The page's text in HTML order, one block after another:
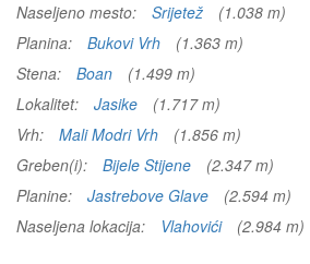
Naseljeno mesto:
Srijetež
(1.038 m)
Planina:
Bukovi Vrh
(1.363 m)
Stena:
Boan
(1.499 m)
Lokalitet:
Jasike
(1.717 m)
Vrh:
Mali Modri Vrh
(1.856 m)
Greben(i):
Bijele Stijene
(2.347 m)
Planine:
Jastrebove Glave
(2.594 m)
Naseljena lokacija:
Vlahovići (2.984 m)